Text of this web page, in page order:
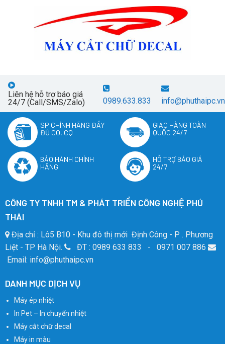
Liên hệ hỗ trợ báo giá
24/7 (Call/SMS/Zalo)
0989.633.833 info@phuthaipc.vn
SP CHÍNH HÃNG ĐẦY
ĐỦ CO, CQ
GIAO HÀNG TOÀN
QUỐC 24/7
BẢO HÀNH CHÍNH
HÃNG
HỖ TRỢ BÁO GIÁ
24/7
CÔNG TY TNHH TM & PHÁT TRIỂN CÔNG NGHỆ PHÚ
THÁI
Địa chỉ : Lô5 B10 - Khu đô thị mới Định Công - P . Phương
Liệt - TP Hà Nội.
ĐT : 0989 633 833 - 0971 007 886
Email: info@phuthaipc.vn
DANH MỤC DỊCH VỤ
Máy ép nhiệt
In Pet – In chuyển nhiệt
Máy cắt chữ decal
Máy in màu